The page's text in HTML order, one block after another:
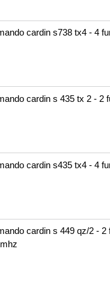
cardin s738 tx4 - 4
cardin s 435 tx 2 - 2
cardin s435 tx4 - 4
cardin s 449 qz/2 - 2